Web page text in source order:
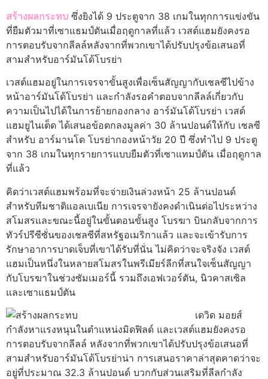
สร้างผลกระทบ ซึ่งยิงได้ 9 ประตูจาก 38 เกมในทุกการแข่งขัน
ที่ยืมตัวมาที่เซาแธมป์ตันเมื่อฤดูกาลที่แล้ว เวสต์แฮมยังคงรอ
การตอบรับจากลีลล์หลังจากที่พวกเขาได้ปรับปรุงข้อเสนอที่
สามสำหรับอาร์มันโด้โบรย่า
เวสต์แฮมอยู่ในการเจรจาขั้นสูงเพื่อเซ็นสัญญากับเชลซีไปข้าง
หน้าอาร์มันโด้โบรย่า และกำลังรอคำตอบจากลีลล์เกี่ยวกับ
ความเป็นไปได้ในการย้ายกองกลาง อาร์มันโด้โบรย่า เวสต์
แฮมยูไนเต็ด ได้เสนอข้อตกลงมูลค่า 30 ล้านปอนด์ให้กับ เชลซี
สำหรับ อาร์มานโด โบรย่ากองหน้าวัย 20 ปี ซึ่งทำไป 9 ประตู
จาก 38 เกมในทุกรายการแบบยืมตัวที่เซาแทมป์ตัน เมื่อฤดูกาล
ที่แล้ว
คิดว่าเวสต์แฮมพร้อมที่จะจ่ายเงินล่วงหน้า 25 ล้านปอนด์
สำหรับทีมชาติแอลเบเนีย การเจรจายังคงดำเนินต่อไประหว่าง
สโมสรและขณะนี้อยู่ในขั้นตอนขั้นสูง โบรฆา บินกลับจากการ
ทัวร์ปรีซีซั่นของเชลซีที่สหรัฐอเมริกาแล้ว และจะเข้ารับการ
รักษาอาการบาดเจ็บที่เขาได้รับที่นั่น ไม่คิดว่าจะจริงจัง เวสต์
แฮมเป็นหนึ่งในหลายสโมสรในพรีเมียร์ลีกที่สนใจเซ็นสัญญา
กับโบรฆาในช่วงซัมเมอร์นี้ รวมถึงเอฟเวอร์ตัน, นิวคาสเซิล
และเซาแธมป์ตัน
เดวิด มอยส์
กำลังหาแรงหนุนในตำแหน่งมิดฟิลด์ และเวสต์แฮมยังคงรอ
การตอบรับจากลีลล์ หลังจากที่พวกเขาได้ปรับปรุงข้อเสนอที่
สามสำหรับอาร์มันโด้โบรย่าน่า การเสนอราคาล่าสุดคาดว่าจะ
อยู่ที่ประมาณ 32.3 ล้านปอนด์ บวกกับส่วนเสริมที่ลีลกำลัง